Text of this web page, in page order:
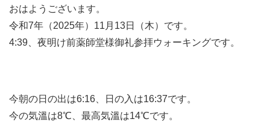
おはようございます。
令和7年（2025年）11月13日（木）です。
4:39、夜明け前薬師堂様御礼参拝ウォーキングです。
今朝の日の出は6:16、日の入は16:37です。
今の気溫は8℃、最高気溫は14℃です。